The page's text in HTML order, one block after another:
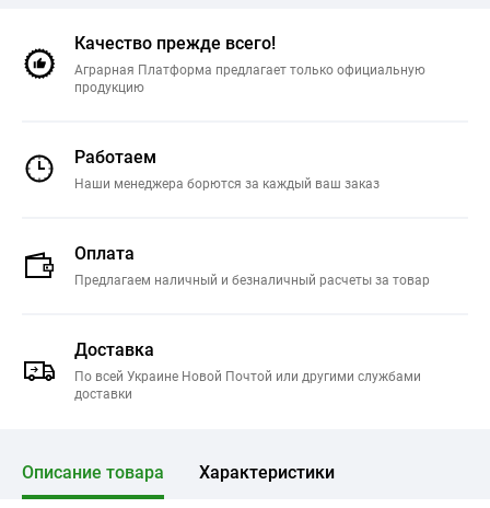
Качество прежде всего!
Аграрная Платформа предлагает только официальную
продукцию
Работаем
Наши менеджера борются за каждый ваш заказ
Оплата
Предлагаем наличный и безналичный расчеты за товар
Доставка
По всей Украине Новой Почтой или другими службами
доставки
Описание товара Характеристики